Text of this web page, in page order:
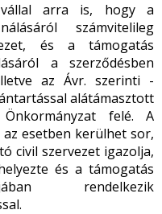
vállal arra is, hogy a
számvitelileg
és a támogatás
a szerződésben
az Ávr. szerinti -
alátámasztott
felé. A
esetben kerülhet sor,
civil szervezet igazolja,
és a támogatás
rendelkezik